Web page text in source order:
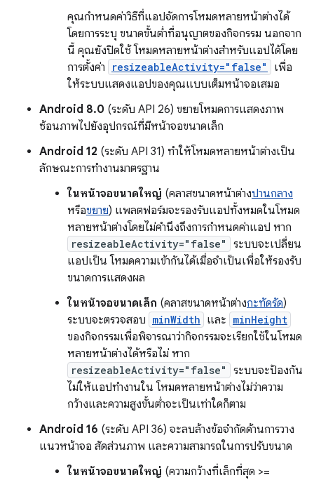
คุณกำหนดค่าวิธีที่แอปจัดการโหมดหลายหน้าต่างได้
โดยการระบุ ขนาดขั้นต่ำที่อนุญาตของกิจกรรม นอกจาก
นี้ คุณยังปิดใช้ โหมดหลายหน้าต่างสำหรับแอปได้โดย
การตั้งค่า
resizeableActivity="false"
เพื่อ
ให้ระบบแสดงแอปของคุณแบบเต็มหน้าจอเสมอ
Android 8.0 (ระดับ API 26) ขยายโหมดการแสดงภาพ
ซ้อนภาพไปยังอุปกรณ์ที่มีหน้าจอขนาดเล็ก
Android 12 (ระดับ API 31) ทำให้โหมดหลายหน้าต่างเป็น
ลักษณะการทำงานมาตรฐาน
ในหน้าจอขนาดใหญ่ (คลาสขนาดหน้าต่างปานกลาง
หรือขยาย) แพลตฟอร์มจะรองรับแอปทั้งหมดในโหมด
หลายหน้าต่างโดยไม่คำนึงถึงการกำหนดค่าแอป หาก
resizeableActivity="false"
ระบบจะเปลี่ยน
แอปเป็น โหมดความเข้ากันได้เมื่อจำเป็นเพื่อให้รองรับ
ขนาดการแสดงผล
ในหน้าจอขนาดเล็ก (คลาสขนาดหน้าต่างกะทัดรัด)
ระบบจะตรวจสอบ minWidth และ minHeight
ของกิจกรรมเพื่อพิจารณาว่ากิจกรรมจะเรียกใช้ในโหมด
หลายหน้าต่างได้หรือไม่ หาก
resizeableActivity="false"
ระบบจะป้องกัน
ไม่ให้แอปทำงานใน โหมดหลายหน้าต่างไม่ว่าความ
กว้างและความสูงขั้นต่ำจะเป็นเท่าใดก็ตาม
Android 16 (ระดับ API 36) จะลบล้างข้อจำกัดด้านการวาง
แนวหน้าจอ สัดส่วนภาพ และความสามารถในการปรับขนาด
ในหน้าจอขนาดใหญ่ (ความกว้างที่เล็กที่สุด >=